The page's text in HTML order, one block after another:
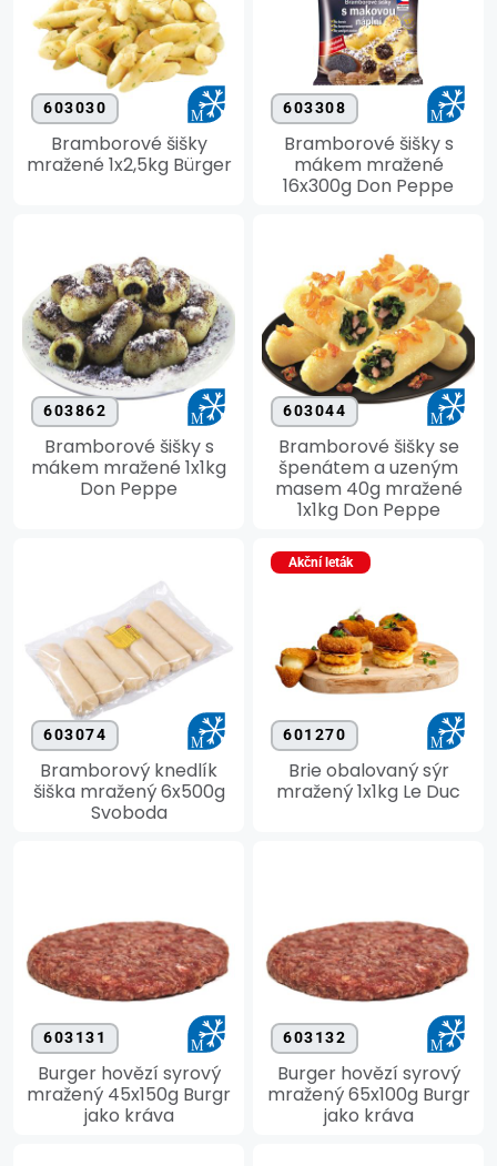
603030
Bramborové šišky
mražené 1x2,5kg Bürger
603308
Bramborové šišky s
mákem mražené
16x300g Don Peppe
603862
Bramborové šišky s
mákem mražené 1x1kg
Don Peppe
603044
Bramborové šišky se
špenátem a uzeným
masem 40g mražené
1x1kg Don Peppe
603074
Bramborový knedlík
šiška mražený 6x500g
Svoboda
Akční leták
601270
Brie obalovaný sýr
mražený 1x1kg Le Duc
603131
Burger hovězí syrový
mražený 45x150g Burgr
jako kráva
603132
Burger hovězí syrový
mražený 65x100g Burgr
jako kráva